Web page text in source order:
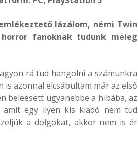
lázálom, némi Twin
fanoknak tudunk meleg
rá tud hangolni a számunkra
is azonnal elcsábultam már az első
beleesett ugyanebbe a hibába, az
egy ilyen kis kiadó nem tud
a dolgokat, akkor nem is ér